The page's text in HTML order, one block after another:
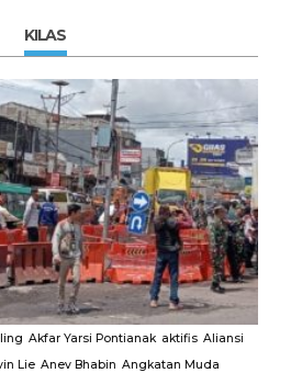
KILAS
Akfar Yarsi Pontianak aktifis Aliansi
Lie Anev Bhabin Angkatan Muda